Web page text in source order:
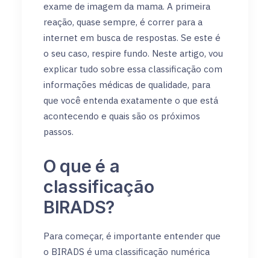
exame de imagem da mama. A primeira
reação, quase sempre, é correr para a
internet em busca de respostas. Se este é
o seu caso, respire fundo. Neste artigo, vou
explicar tudo sobre essa classificação com
informações médicas de qualidade, para
que você entenda exatamente o que está
acontecendo e quais são os próximos
passos.
O que é a
classificação
BIRADS?
Para começar, é importante entender que
o BIRADS é uma classificação numérica